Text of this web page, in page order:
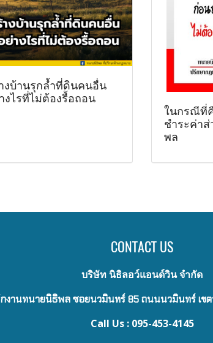
งบ้านรุกล้ำที่ดินคนอื่น
งไรที่ไม่ต้องรื้อถอน
ในกรณีที่
ชำระค่า
พล
CONTACT US
บริษัท นิธิลอว์แอนด์วิน จำกัด
งานทนายนิธิพล ซอยนวมินทร์ 85 ถนนนวมินทร์ เข
Call Us : 095-453-4145